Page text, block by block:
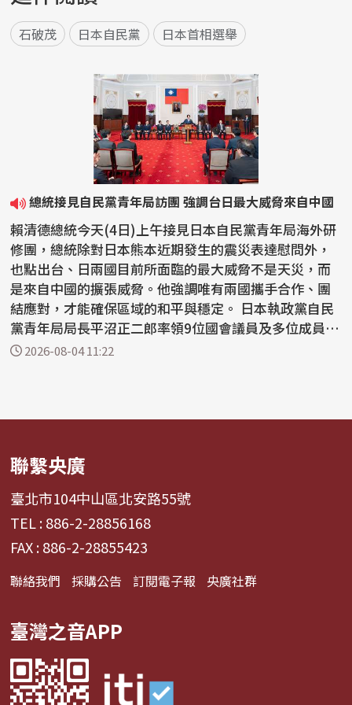
石破茂 日本自民黨 日本首相選舉
總統接見自民黨青年局訪團 強調台日最大威脅來自中國
賴清德總統今天(4日)上午接見日本自民黨青年局海外研
修團，總統除對日本熊本近期發生的震災表達慰問外，
也點出台、日兩國目前所面臨的最大威脅不是天災，而
是來自中國的擴張威脅。他強調唯有兩國攜手合作、團
結應對，才能確保區域的和平與穩定。 日本執政黨自民
黨青年局局長平沼正二郎率領9位國會議員及多位成員
來...2026-08-04 11:22
聯繫央廣
臺北市104中山區北安路55號
TEL : 886-2-28856168
FAX : 886-2-28855423
聯絡我們 採購公告 訂閱電子報 央廣社群
臺灣之音APP